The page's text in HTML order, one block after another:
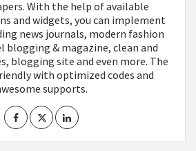
With the help of available
and widgets, you can implement
news journals, modern fashion
blogging & magazine, clean and
blogging site and even more. The
with optimized codes and
supports.